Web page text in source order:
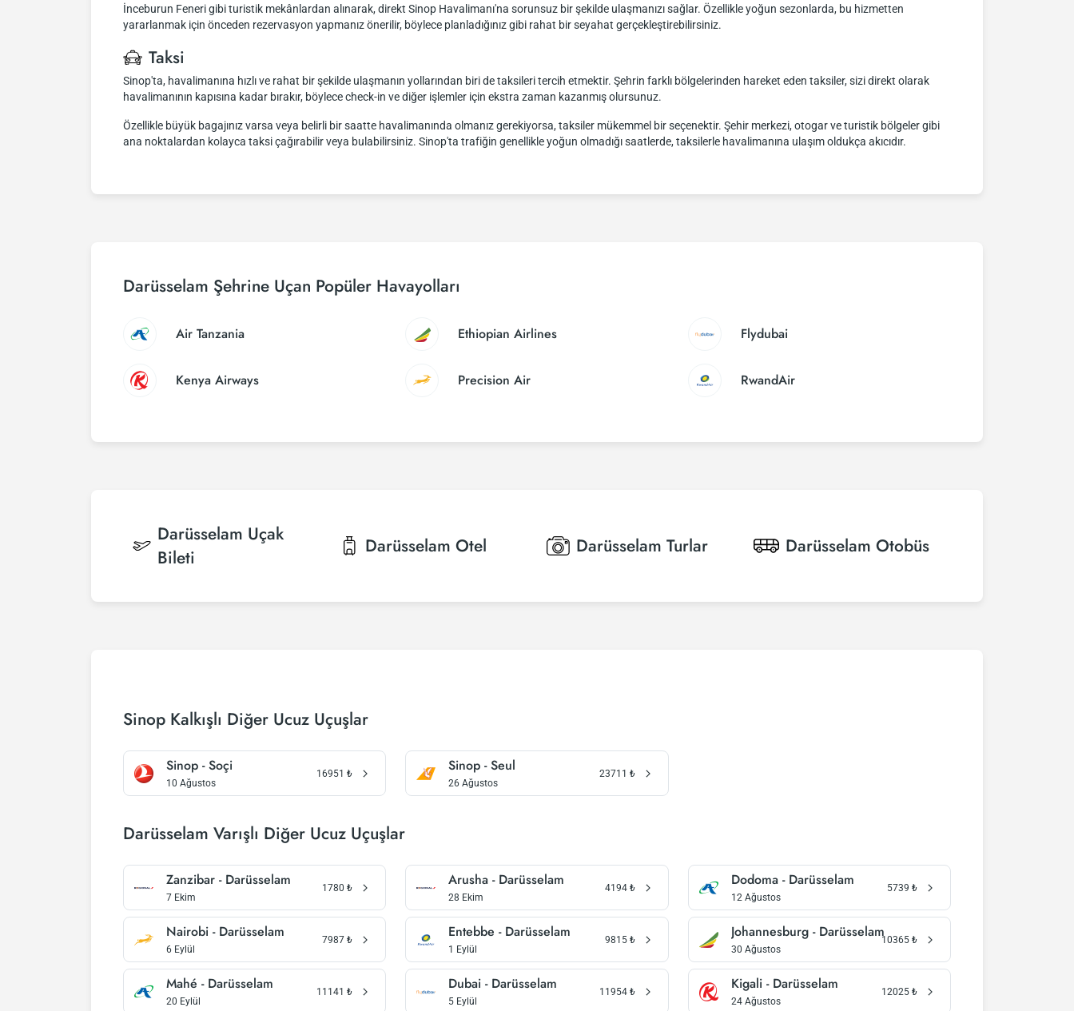
İnceburun Feneri gibi turistik mekânlardan alınarak, direkt Sinop Havalimanı'na sorunsuz bir şekilde ulaşmanızı sağlar. Özellikle yoğun sezonlarda, bu hizmetten
yararlanmak için önceden rezervasyon yapmanız önerilir, böylece planladığınız gibi rahat bir seyahat gerçekleştirebilirsiniz.
Taksi
Sinop'ta, havalimanına hızlı ve rahat bir şekilde ulaşmanın yollarından biri de taksileri tercih etmektir. Şehrin farklı bölgelerinden hareket eden taksiler, sizi direkt olarak
havalimanının kapısına kadar bırakır, böylece check-in ve diğer işlemler için ekstra zaman kazanmış olursunuz.
Özellikle büyük bagajınız varsa veya belirli bir saatte havalimanında olmanız gerekiyorsa, taksiler mükemmel bir seçenektir. Şehir merkezi, otogar ve turistik bölgeler gibi
ana noktalardan kolayca taksi çağırabilir veya bulabilirsiniz. Sinop'ta trafiğin genellikle yoğun olmadığı saatlerde, taksilerle havalimanına ulaşım oldukça akıcıdır.
Darüsselam Şehrine Uçan Popüler Havayolları
Air Tanzania Ethiopian Airlines Flydubai
Kenya Airways Precision Air RwandAir
Darüsselam Uçak
Bileti
Darüsselam Otel Darüsselam Turlar Darüsselam Otobüs
Sinop Kalkışlı Diğer Ucuz Uçuşlar
Sinop - Soçi
10 Ağustos
16951 ₺ Sinop - Seul
26 Ağustos
23711 ₺
Darüsselam Varışlı Diğer Ucuz Uçuşlar
Zanzibar - Darüsselam
7 Ekim
1780 ₺ Arusha - Darüsselam
28 Ekim
4194 ₺ Dodoma - Darüsselam
12 Ağustos
5739 ₺
Nairobi - Darüsselam
6 Eylül
7987 ₺ Entebbe - Darüsselam
1 Eylül
9815 ₺ Johannesburg - Darüsselam
30 Ağustos
10365 ₺
Mahé - Darüsselam
20 Eylül
11141 ₺ Dubai - Darüsselam
5 Eylül
11954 ₺ Kigali - Darüsselam
24 Ağustos
12025 ₺